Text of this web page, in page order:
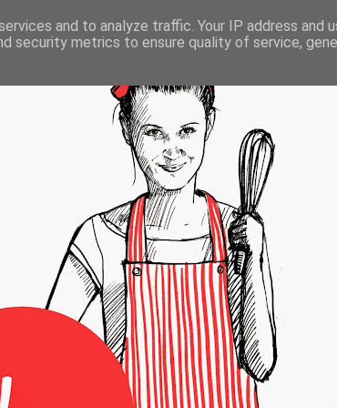
and to analyze traffic. Your IP address and
security metrics to ensure quality of service,